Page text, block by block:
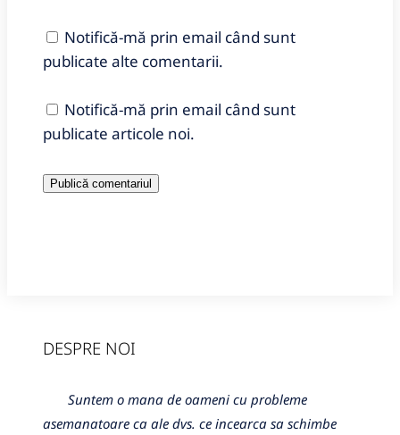
Notifică-mă prin email când sunt
publicate alte comentarii.
Notifică-mă prin email când sunt
publicate articole noi.
DESPRE NOI
Suntem o mana de oameni cu probleme
asemanatoare ca ale dvs. ce incearca sa schimbe